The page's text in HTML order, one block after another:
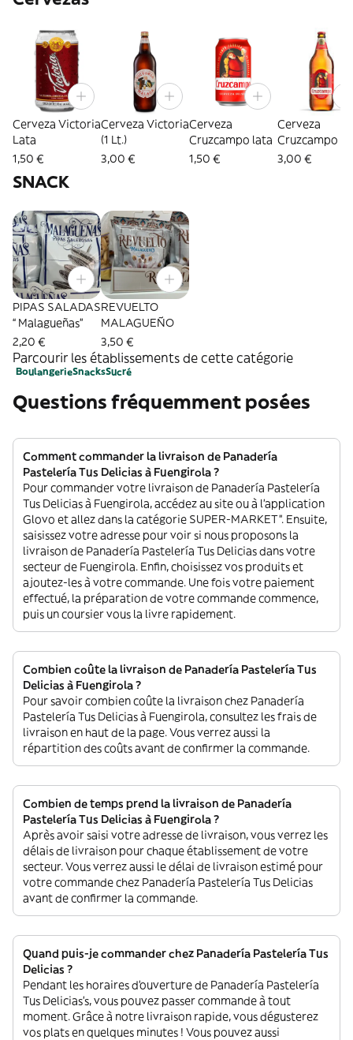
Cerveza Victoria
Lata
1,50 €
Cerveza Victoria
(1 Lt.)
3,00 €
Cerveza
Cruzcampo lata
1,50 €
Cerveza
Cruzcampo (1
Lt.)
3,00 €
SNACK
PIPAS SALADAS
“ Malagueñas”
2,20 €
REVUELTO
MALAGUEÑO
3,50 €
Parcourir les établissements de cette catégorie
BoulangerieSnacksSucré
Questions fréquemment posées
Comment commander la livraison de Panadería
Pastelería Tus Delicias à Fuengirola ?
Pour commander votre livraison de Panadería Pastelería
Tus Delicias à Fuengirola, accédez au site ou à l'application
Glovo et allez dans la catégorie SUPER-MARKET”. Ensuite,
saisissez votre adresse pour voir si nous proposons la
livraison de Panadería Pastelería Tus Delicias dans votre
secteur de Fuengirola. Enfin, choisissez vos produits et
ajoutez-les à votre commande. Une fois votre paiement
effectué, la préparation de votre commande commence,
puis un coursier vous la livre rapidement.
Combien coûte la livraison de Panadería Pastelería Tus
Delicias à Fuengirola ?
Pour savoir combien coûte la livraison chez Panadería
Pastelería Tus Delicias à Fuengirola, consultez les frais de
livraison en haut de la page. Vous verrez aussi la
répartition des coûts avant de confirmer la commande.
Combien de temps prend la livraison de Panadería
Pastelería Tus Delicias à Fuengirola ?
Après avoir saisi votre adresse de livraison, vous verrez les
délais de livraison pour chaque établissement de votre
secteur. Vous verrez aussi le délai de livraison estimé pour
votre commande chez Panadería Pastelería Tus Delicias
avant de confirmer la commande.
Quand puis-je commander chez Panadería Pastelería Tus
Delicias ?
Pendant les horaires d'ouverture de Panadería Pastelería
Tus Delicias’s, vous pouvez passer commande à tout
moment. Grâce à notre livraison rapide, vous dégusterez
vos plats en quelques minutes ! Vous pouvez aussi